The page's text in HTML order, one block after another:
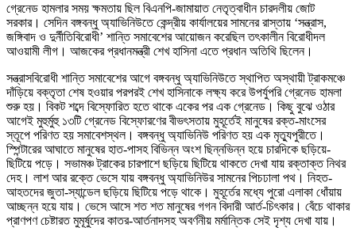
গ্রেনেড হামলার সময় ক্ষমতায় ছিল বিএনপি-জামায়াত নেতৃত্বাধীন চারদলীয় জোট
সরকার। সেদিন বঙ্গবন্ধু অ্যাভিনিউতে কেন্দ্রীয় কার্যালয়ের সামনের রাস্তায় ‘সন্ত্রাস,
জঙ্গিবাদ ও দুর্নীতিবিরোধী’ শান্তি সমাবেশের আয়োজন করেছিল তৎকালীন বিরোধীদল
আওয়ামী লীগ। আজকের প্রধানমন্ত্রী শেখ হাসিনা এতে প্রধান অতিথি ছিলেন।
সন্ত্রাসবিরোধী শান্তি সমাবেশের আগে বঙ্গবন্ধু অ্যাভিনিউতে স্থাপিত অস্থায়ী ট্রাকমঞ্চে
দাঁড়িয়ে বক্তৃতা শেষ হওয়ার পরপরই শেখ হাসিনাকে লক্ষ্য করে উপর্যুপরি গ্রেনেড হামলা
শুরু হয়। বিকট শব্দে বিস্ফোরিত হতে থাকে একের পর এক গ্রেনেড। কিছু বুঝে ওঠার
আগেই মুহুর্মুহু ১৩টি গ্রেনেড বিস্ফোরণের বীভৎসতায় মুহূর্তেই মানুষের রক্ত-মাংসের
স্তূপে পরিণত হয় সমাবেশস্থল। বঙ্গবন্ধু অ্যাভিনিউ পরিণত হয় এক মৃত্যুপুরীতে।
স্পিন্টারের আঘাতে মানুষের হাত-পাসহ বিভিন্ন অংশ ছিন্নভিন্ন হয়ে চারদিকে ছড়িয়ে-
ছিটিয়ে পড়ে। সভামঞ্চ ট্রাকের চারপাশে ছড়িয়ে ছিটিয়ে থাকতে দেখা যায় রক্তাক্ত নিথর
দেহ। লাশ আর রক্তে ভেসে যায় বঙ্গবন্ধু অ্যাভিনিউর সামনের পিচঢালা পথ। নিহত-
আহতদের জুতা-স্যান্ডেল ছড়িয়ে ছিটিয়ে পড়ে থাকে। মুহূর্তের মধ্যে পুরো এলাকা ধোঁয়ায়
আচ্ছন্ন হয়ে যায়। ভেসে আসে শত শত মানুষের গগন বিদারী আর্ত-চিৎকার। বেঁচে থাকার
প্রাণপণ চেষ্টারত মুমূর্ষুদের কাতর-আর্তনাদসহ অবর্ণনীয় মর্মান্তিক সেই দৃশ্য দেখা যায়।